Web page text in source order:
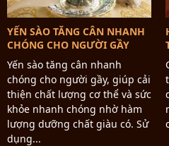
YẾN SÀO TĂNG CÂN NHANH
CHÓNG CHO NGƯỜI GẦY
Yến sào tăng cân nhanh
chóng cho người gầy, giúp cải
thiện chất lượng cơ thể và sức
khỏe nhanh chóng nhờ hàm
lượng dưỡng chất giàu có. Sử
dụng...